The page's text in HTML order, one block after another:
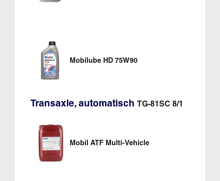
Mobilube HD 75W90
Transaxle, automatisch TG-81SC 8/1
Mobil ATF Multi-Vehicle